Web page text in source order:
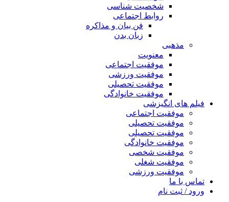
شخصیت شناسی
روابط اجتماعی
فن بیان و مذاکره
زبان بدن
مذهبی
معنویت
موفقیت اجتماعی
موفقیت ورزشی
موفقیت تحصیلی
موفقیت خانوادگی
فیلم های انگیزشی
موفقیت اجتماعی
موفقیت تحصیلی
موفقیت تحصیلی
موفقیت خانوادگی
موفقیت شخصی
موفقیت شغلی
موفقیت ورزشی
تماس با ما
ورود / ثبت نام